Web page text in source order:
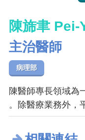
陳旆聿 Pei-
主治醫師
病理部
陳醫師專長領域為
。除醫療業務外，